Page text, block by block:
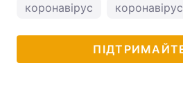
коронавірус